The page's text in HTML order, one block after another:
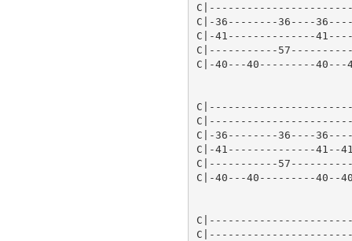
C|-36--------36----
C|-41--------------
C|-----------
C|-40---40---------
C|-36--------36----
C|-41--------------
C|-----------
C|-40---40---------40--